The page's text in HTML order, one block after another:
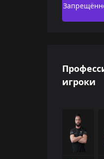
игроки